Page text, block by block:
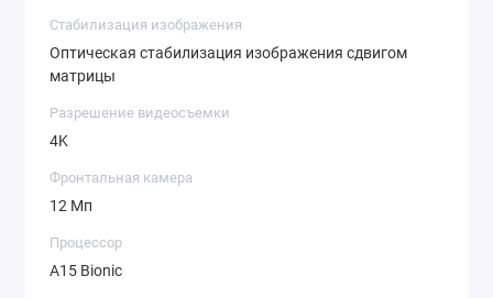
Стабилизация изображения
Оптическая стабилизация изображения сдвигом
матрицы
Разрешение видеосъемки
4K
Фронтальная камера
12 Мп
Процессор
A15 Bionic